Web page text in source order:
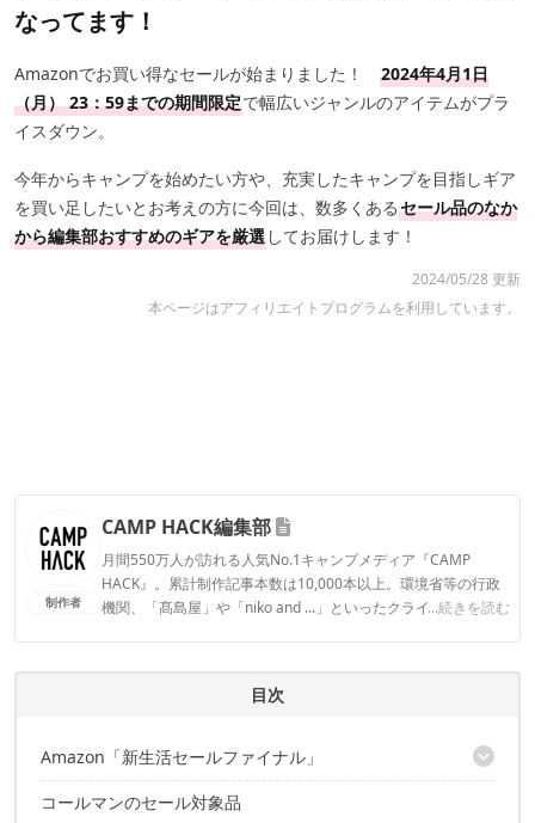
なってます！
Amazonでお買い得なセールが始まりました！ 2024年4月1日
（月） 23：59までの期間限定で幅広いジャンルのアイテムがプラ
イスダウン。
今年からキャンプを始めたい方や、充実したキャンプを目指しギア
を買い足したいとお考えの方に今回は、数多くあるセール品のなか
から編集部おすすめのギアを厳選 してお届けします！
2024/05/28 更新
本ページはアフィリエイトプログラムを利用しています。
制作者
CAMP HACK編集部
月間550万人が訪れる人気No.1キャンプメディア『CAMP
HACK』。累計制作記事本数は10,000本以上。環境省等の行政
機関、「髙島屋」や「niko and ...」といったクライアントとの
...続きを読む
CAMP HACK編集部のプロフィール
目次
Amazon「新生活セールファイナル」
「編集部厳選」のキャンプギアがプライスダウン中！
コールマンのセール対象品